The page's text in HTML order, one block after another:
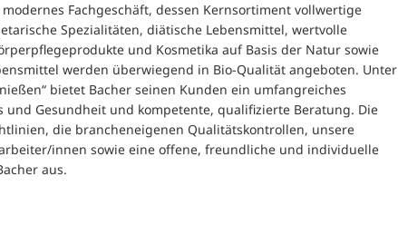
Fachgeschäft, dessen Kernsortiment vollwertige
Spezialitäten, diätische Lebensmittel, wertvolle
und Kosmetika auf Basis der Natur sowie
werden überwiegend in Bio-Qualität angeboten. Unter
bietet Bacher seinen Kunden ein umfangreiches
und Gesundheit und kompetente, qualifizierte Beratung. Die
die brancheneigenen Qualitätskontrollen, unsere
innen sowie eine offene, freundliche und individuelle
aus.